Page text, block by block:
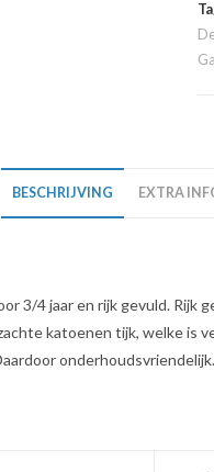
BESCHRIJVING EXTRA
3/4 jaar en rijk gevuld. Rijk
katoenen tijk, welke is
onderhoudsvriendelijk.